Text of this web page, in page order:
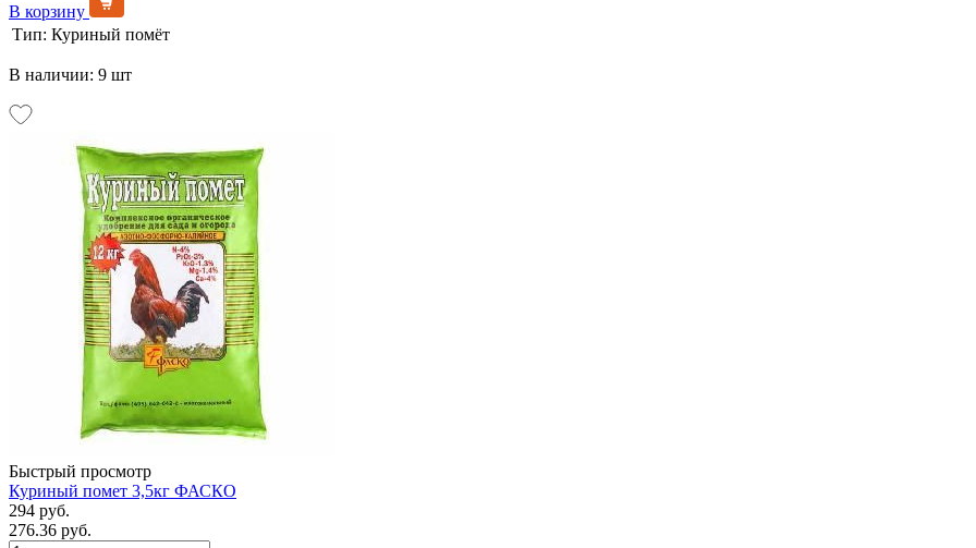
В корзину
Тип: Куриный помёт
В наличии: 9 шт
Быстрый просмотр
Куриный помет 3,5кг ФАСКО
294 руб.
276.36 руб.